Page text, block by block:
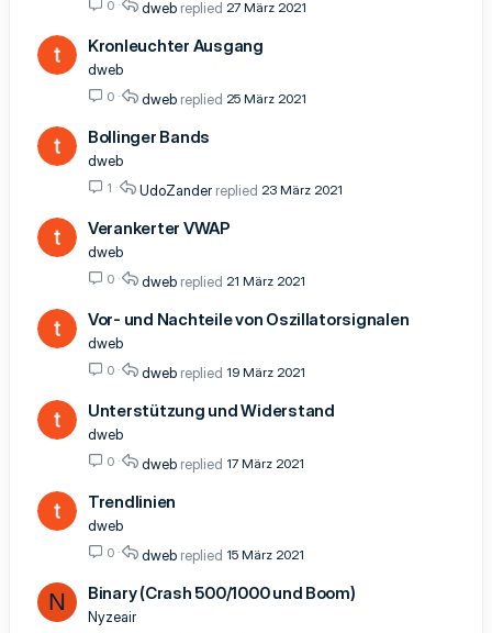
0 27 März 2021
dweb
Kronleuchter Ausgang
dweb
0 25 März 2021
dweb
Bollinger Bands
dweb
1 23 März 2021
UdoZander
Verankerter VWAP
dweb
0 21 März 2021
dweb
Vor- und Nachteile von Oszillatorsignalen
dweb
0 19 März 2021
dweb
Unterstützung und Widerstand
dweb
0 17 März 2021
dweb
Trendlinien
dweb
0 15 März 2021
dweb
N Binary (Crash 500/1000 und Boom)
Nyzeair